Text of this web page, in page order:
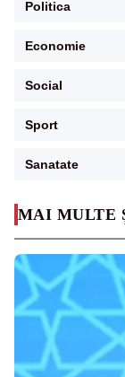
MAI MULTE
Politica
Economie
Social
Sport
Sanatate